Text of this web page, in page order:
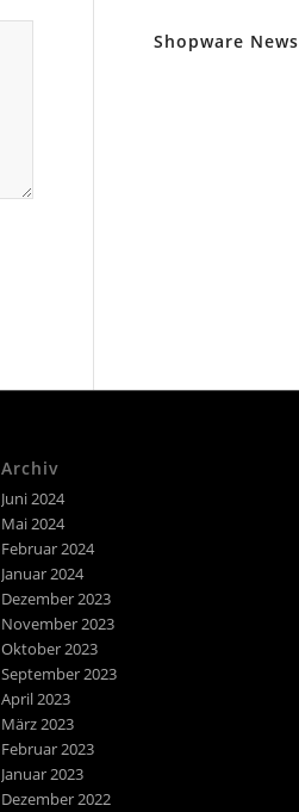
Shopware News
Archiv
Juni 2024
Mai 2024
Februar 2024
Januar 2024
Dezember 2023
November 2023
Oktober 2023
September 2023
April 2023
März 2023
Februar 2023
Januar 2023
Dezember 2022